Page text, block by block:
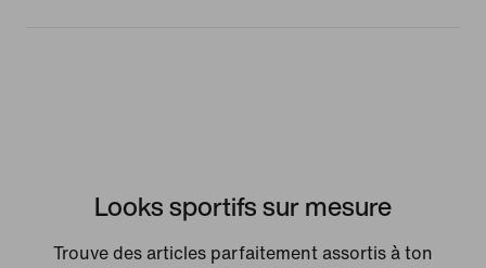
Looks sportifs sur mesure
Trouve des articles parfaitement assortis à ton